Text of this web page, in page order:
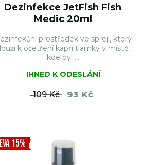
Dezinfekce JetFish Fish
Medic 20ml
prostředek ve spreji, který
k ošetření kapří tlamky v místě,
kde byl ...
IHNED K ODESLÁNÍ
109 Kč 93 Kč
15%